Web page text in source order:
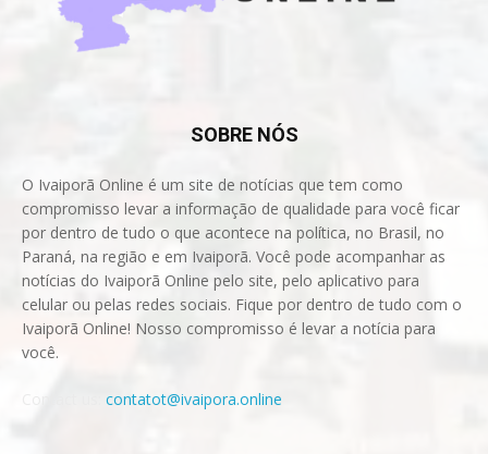
SOBRE NÓS
O Ivaiporã Online é um site de notícias que tem como
compromisso levar a informação de qualidade para você ficar
por dentro de tudo o que acontece na política, no Brasil, no
Paraná, na região e em Ivaiporã. Você pode acompanhar as
notícias do Ivaiporã Online pelo site, pelo aplicativo para
celular ou pelas redes sociais. Fique por dentro de tudo com o
Ivaiporã Online! Nosso compromisso é levar a notícia para
você.
contatot@ivaipora.online